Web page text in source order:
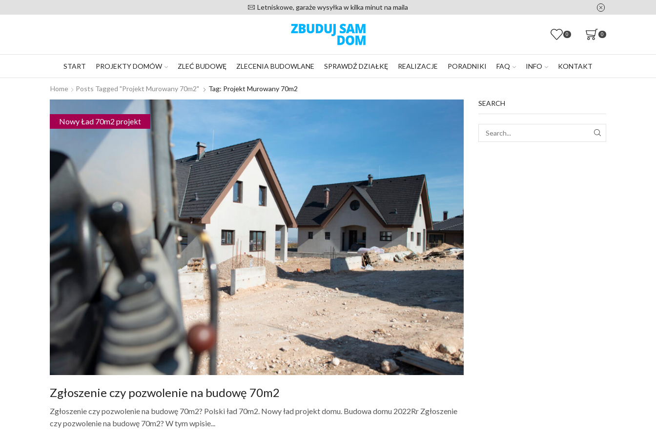
20 000 zadowolonych klientów od 2016 roku
0 0
START PROJEKTY DOMÓW ZLEĆ BUDOWĘ ZLECENIA BUDOWLANE SPRAWDŹ DZIAŁKĘ REALIZACJE PORADNIKI FAQ INFO KONTAKT
Home Posts Tagged "projekt Murowany 70m2" Tag: Projekt Murowany 70m2
Nowy Ład 70m2 projekt
Zgłoszenie czy pozwolenie na budowę 70m2
Zgłoszenie czy pozwolenie na budowę 70m2? Polski ład 70m2. Nowy ład projekt domu. Budowa domu 2022Rr Zgłoszenie
czy pozwolenie na budowę 70m2? W tym wpisie...
SEARCH
SEARCH